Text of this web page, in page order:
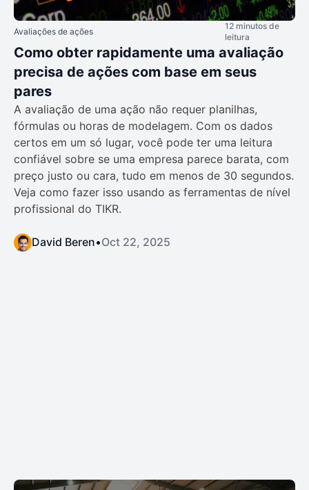
Avaliações de ações
12 minutos de
leitura
Como obter rapidamente uma avaliação
precisa de ações com base em seus
pares
A avaliação de uma ação não requer planilhas,
fórmulas ou horas de modelagem. Com os dados
certos em um só lugar, você pode ter uma leitura
confiável sobre se uma empresa parece barata, com
preço justo ou cara, tudo em menos de 30 segundos.
Veja como fazer isso usando as ferramentas de nível
profissional do TIKR.
David Beren•Oct 22, 2025